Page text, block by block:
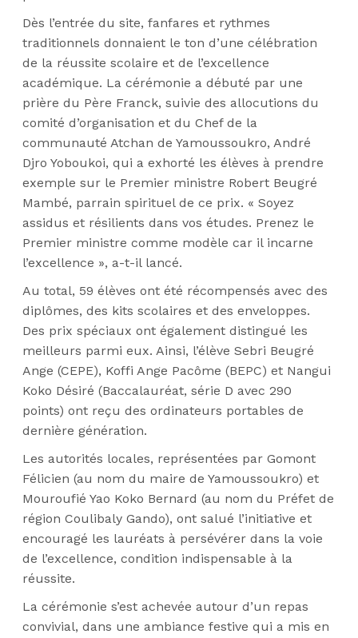
Dès l’entrée du site, fanfares et rythmes
traditionnels donnaient le ton d’une célébration
de la réussite scolaire et de l’excellence
académique. La cérémonie a débuté par une
prière du Père Franck, suivie des allocutions du
comité d’organisation et du Chef de la
communauté Atchan de Yamoussoukro, André
Djro Yoboukoi, qui a exhorté les élèves à prendre
exemple sur le Premier ministre Robert Beugré
Mambé, parrain spirituel de ce prix. « Soyez
assidus et résilients dans vos études. Prenez le
Premier ministre comme modèle car il incarne
l’excellence », a-t-il lancé.
Au total, 59 élèves ont été récompensés avec des
diplômes, des kits scolaires et des enveloppes.
Des prix spéciaux ont également distingué les
meilleurs parmi eux. Ainsi, l’élève Sebri Beugré
Ange (CEPE), Koffi Ange Pacôme (BEPC) et Nangui
Koko Désiré (Baccalauréat, série D avec 290
points) ont reçu des ordinateurs portables de
dernière génération.
Les autorités locales, représentées par Gomont
Félicien (au nom du maire de Yamoussoukro) et
Mouroufié Yao Koko Bernard (au nom du Préfet de
région Coulibaly Gando), ont salué l’initiative et
encouragé les lauréats à persévérer dans la voie
de l’excellence, condition indispensable à la
réussite.
La cérémonie s’est achevée autour d’un repas
convivial, dans une ambiance festive qui a mis en